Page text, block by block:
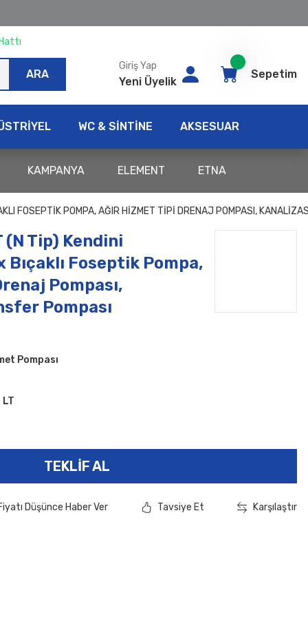
ARA
Giriş Yap
Yeni Üyelik
Sepetim
WC & SİNTİNE AKSESUAR
KAMPANYA ELEMENT ETNA
FOSEPTIK POMPA, AĞIR HIZMET TIPI DRENAJ POMPASI,
(N Tip) Kendini
Foseptik Pompa,
Pompası,
Pompası
Pompası
LT
TEKLIF AL
Düşünce Haber Ver Tavsiye Et Karşılaştır